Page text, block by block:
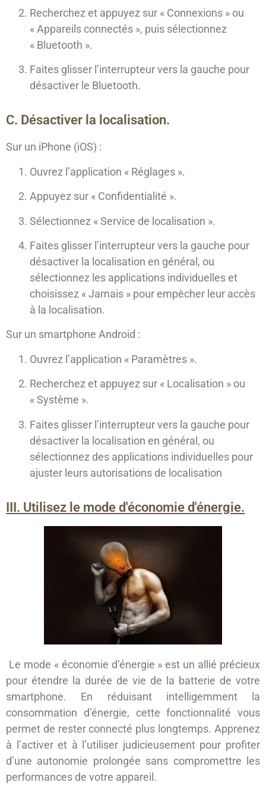
Recherchez et appuyez sur « Connexions » ou
« Appareils connectés », puis sélectionnez
« Bluetooth ».
Faites glisser l’interrupteur vers la gauche pour
désactiver le Bluetooth.
C. Désactiver la localisation.
Sur un iPhone (iOS) :
Ouvrez l’application « Réglages ».
Appuyez sur « Confidentialité ».
Sélectionnez « Service de localisation ».
Faites glisser l’interrupteur vers la gauche pour
désactiver la localisation en général, ou
sélectionnez les applications individuelles et
choisissez « Jamais » pour empêcher leur accès
à la localisation.
Sur un smartphone Android :
Ouvrez l’application « Paramètres ».
Recherchez et appuyez sur « Localisation » ou
« Système ».
Faites glisser l’interrupteur vers la gauche pour
désactiver la localisation en général, ou
sélectionnez des applications individuelles pour
ajuster leurs autorisations de localisation
III. Utilisez le mode d'économie d'énergie.
Le mode « économie d’énergie » est un allié précieux
pour étendre la durée de vie de la batterie de votre
smartphone. En réduisant intelligemment la
consommation d’énergie, cette fonctionnalité vous
permet de rester connecté plus longtemps. Apprenez
à l’activer et à l’utiliser judicieusement pour profiter
d’une autonomie prolongée sans compromettre les
performances de votre appareil.